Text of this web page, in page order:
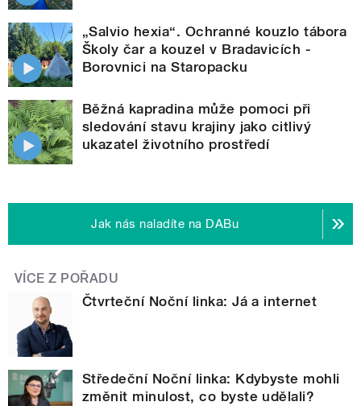
„Salvio hexia“. Ochranné kouzlo tábora
Školy čar a kouzel v Bradavicích -
Borovnici na Staropacku
Běžná kapradina může pomoci při
sledování stavu krajiny jako citlivý
ukazatel životního prostředí
Jak nás naladíte na DABu
VÍCE Z POŘADU
Čtvrteční Noční linka: Já a internet
Středeční Noční linka: Kdybyste mohli
změnit minulost, co byste udělali?